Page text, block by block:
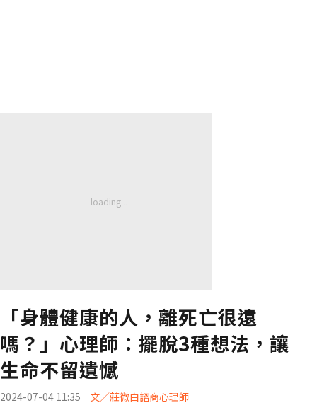
「身體健康的人，離死亡很遠
嗎？」心理師：擺脫3種想法，讓
生命不留遺憾
2024-07-04 11:35 文／莊微白諮商心理師